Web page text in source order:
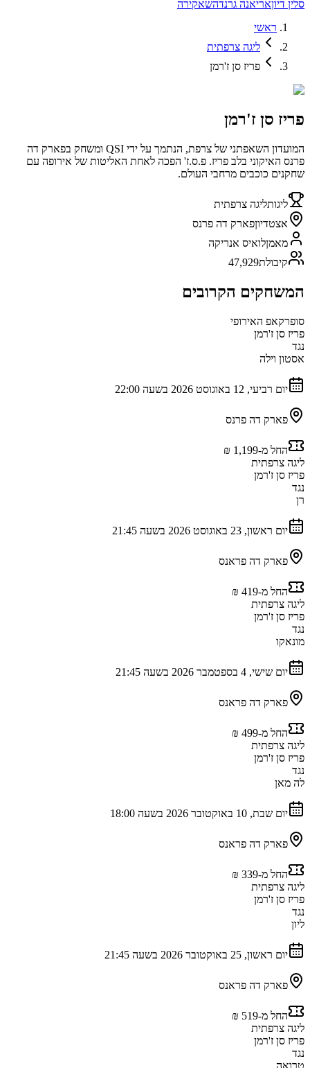
סלין דיוןאריאנה גרנדהשאקירה
ראשי
ליגה צרפתית
פריז סן ז'רמן
פריז סן ז'רמן
המועדון השאפתני של צרפת, הנתמך על ידי QSI ומשחק בפארק דה
פרנס האיקוני בלב פריז. פ.ס.ז' הפכה לאחת האליטות של אירופה עם
שחקנים כוכבים מרחבי העולם.
ליגותליגה צרפתית
אצטדיוןפארק דה פרנס
מאמןלואיס אנריקה
קיבולת47,929
המשחקים הקרובים
סופרקאפ האירופי
פריז סן ז'רמן
נגד
אסטון וילה
יום רביעי, 12 באוגוסט 2026 בשעה 22:00
פארק דה פרנס
החל מ-‏1,199 ‏₪
ליגה צרפתית
פריז סן ז'רמן
נגד
רן
יום ראשון, 23 באוגוסט 2026 בשעה 21:45
פארק דה פראנס
החל מ-‏419 ‏₪
ליגה צרפתית
פריז סן ז'רמן
נגד
מונאקו
יום שישי, 4 בספטמבר 2026 בשעה 21:45
פארק דה פראנס
החל מ-‏499 ‏₪
ליגה צרפתית
פריז סן ז'רמן
נגד
לה מאן
יום שבת, 10 באוקטובר 2026 בשעה 18:00
פארק דה פראנס
החל מ-‏339 ‏₪
ליגה צרפתית
פריז סן ז'רמן
נגד
ליון
יום ראשון, 25 באוקטובר 2026 בשעה 21:45
פארק דה פראנס
החל מ-‏519 ‏₪
ליגה צרפתית
פריז סן ז'רמן
נגד
טרואה